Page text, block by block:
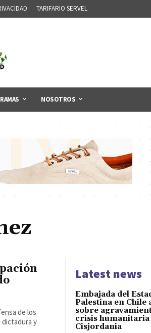
TARIFARIO SERVEL
NOSOTROS
de los
dictadura y
Latest news
Embajada del
Palestina en Chile
sobre
crisis humanitaria
Cisjordania